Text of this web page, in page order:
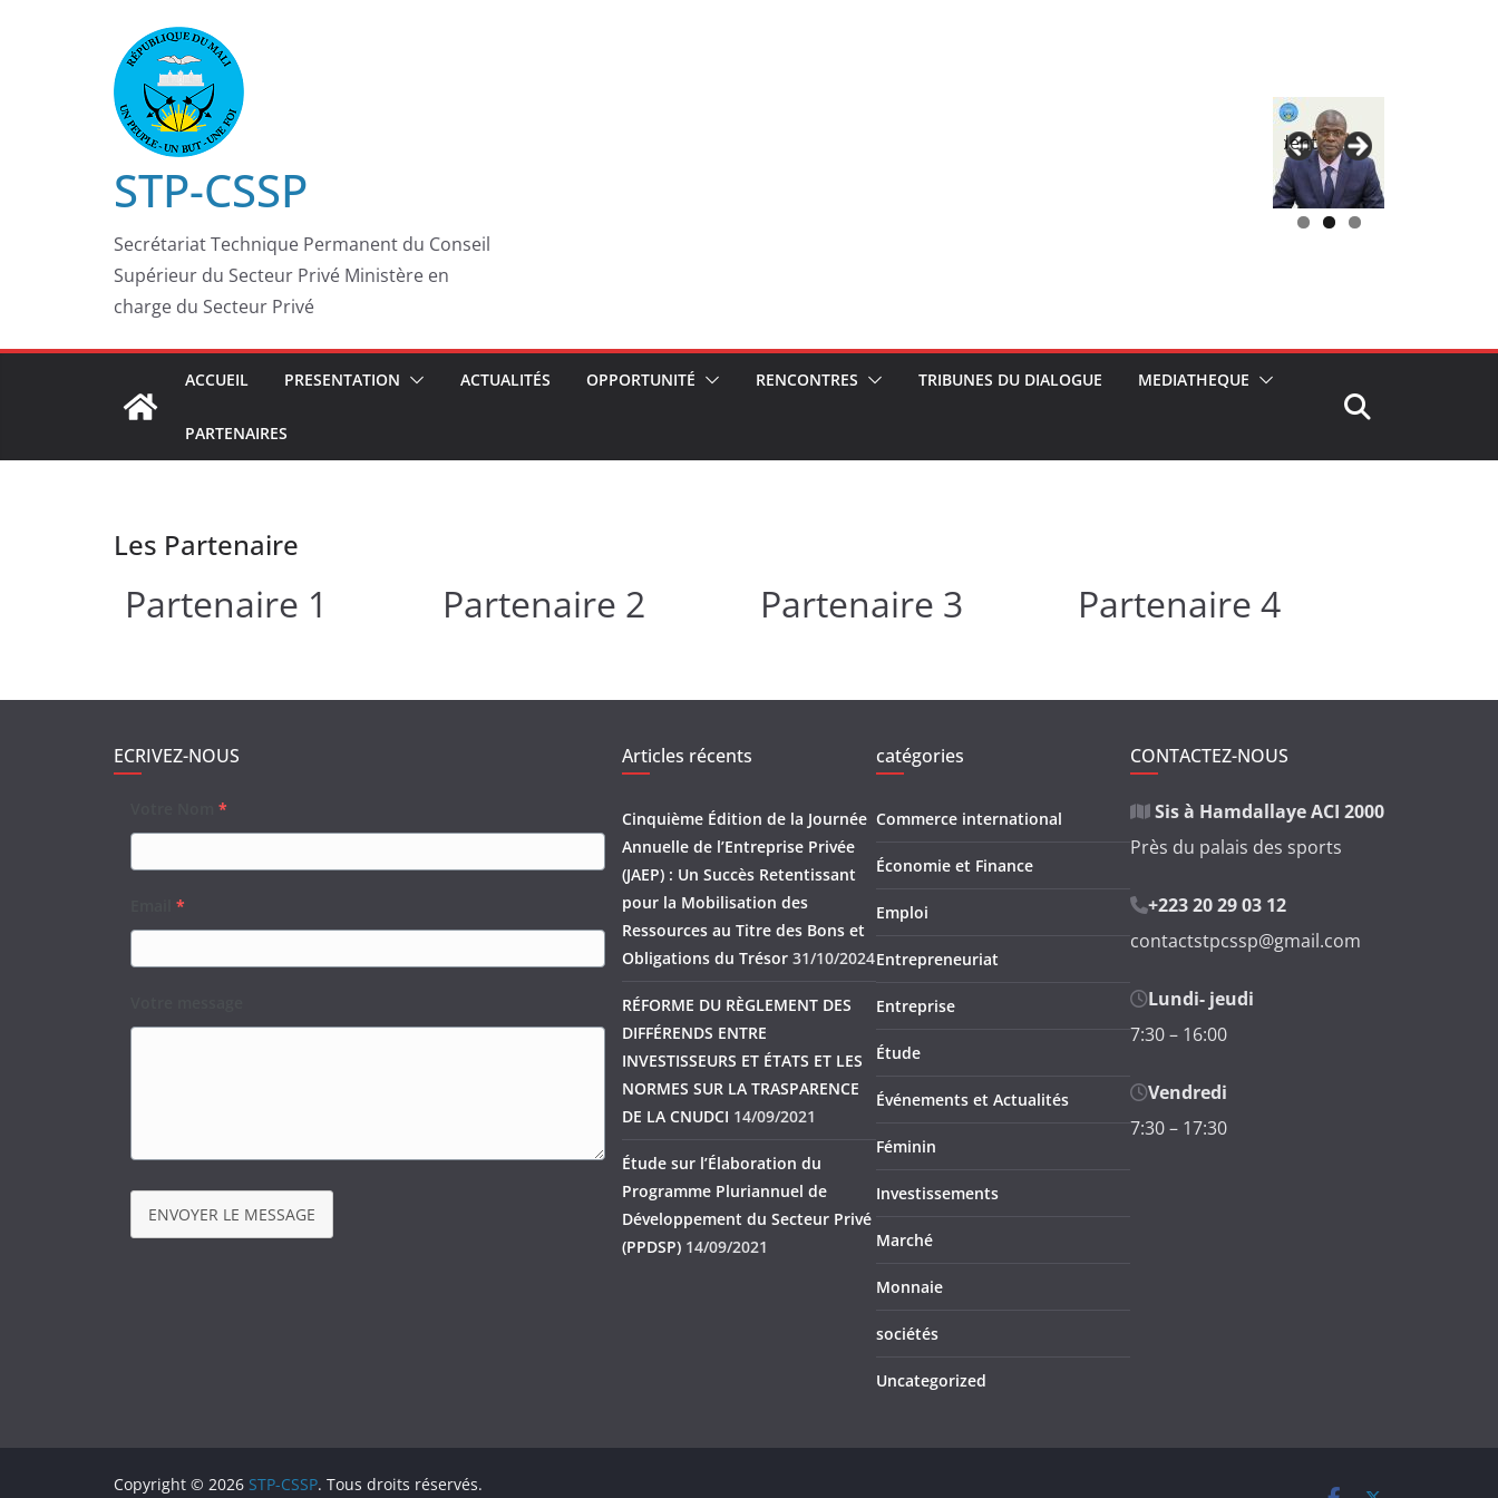
STP-CSSP
Secrétariat Technique Permanent du Conseil
Supérieur du Secteur Privé Ministère en
charge du Secteur Privé
Précédent
ACCUEIL PRESENTATION ACTUALITÉS OPPORTUNITÉ RENCONTRES TRIBUNES DU DIALOGUE MEDIATHEQUE
PARTENAIRES
Les Partenaire
Partenaire 1 Partenaire 2 Partenaire 3 Partenaire 4
ECRIVEZ-NOUS
*
*
ENVOYER LE MESSAGE
Articles récents
Cinquième Édition de la Journée
Annuelle de l’Entreprise Privée
(JAEP) : Un Succès Retentissant
pour la Mobilisation des
Ressources au Titre des Bons et
Obligations du Trésor 31/10/2024
RÉFORME DU RÈGLEMENT DES
DIFFÉRENDS ENTRE
INVESTISSEURS ET ÉTATS ET LES
NORMES SUR LA TRASPARENCE
DE LA CNUDCI 14/09/2021
Étude sur l’Élaboration du
Programme Pluriannuel de
Développement du Secteur Privé
(PPDSP) 14/09/2021
catégories
Commerce international
Économie et Finance
Emploi
Entrepreneuriat
Entreprise
Étude
Événements et Actualités
Féminin
Investissements
Marché
Monnaie
sociétés
Uncategorized
CONTACTEZ-NOUS
Sis à Hamdallaye ACI 2000
Près du palais des sports
+223 20 29 03 12
contactstpcssp@gmail.com
Lundi- jeudi
7:30 – 16:00
Vendredi
7:30 – 17:30
Copyright © 2026 STP-CSSP. Tous droits réservés.